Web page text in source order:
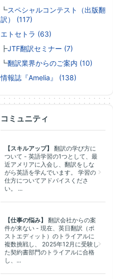
┗スペシャルコンテスト（出版翻
訳） (117)
エトセトラ (63)
┣JTF翻訳セミナー (7)
┗翻訳業界からのご案内 (10)
情報誌『Amelia』 (138)
コミュニティ
【スキルアップ】
翻訳の学び方に
ついて - 英語学習の1つとして、最
近アメリアに入会し、翻訳をしな
がら英語を学んでいます。 学習の
仕方についてアドバイスくださ
い。 ...
【仕事の悩み】
翻訳会社からの案
件が来ない - 現在、英日翻訳（ポ
ストエディット）のトライアルに
複数挑戦し、 2025年12月に受験し
た契約書部門のトライアルに合格
し、...